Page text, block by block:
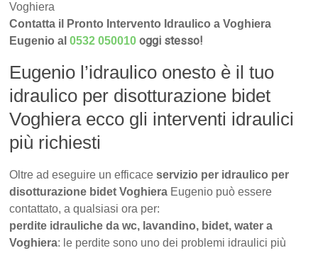
Voghiera
Contatta il Pronto Intervento Idraulico a Voghiera
Eugenio al0532 050010 oggi stesso!
Eugenio l’idraulico onesto è il tuo
idraulico per disotturazione bidet
Voghiera ecco gli interventi idraulici
più richiesti
Oltre ad eseguire un efficaceservizio per idraulico per
disotturazione bidet Voghiera Eugenio può essere
contattato, a qualsiasi ora per:
perdite idrauliche da wc, lavandino, bidet, water a
Voghiera: le perdite sono uno dei problemi idraulici più